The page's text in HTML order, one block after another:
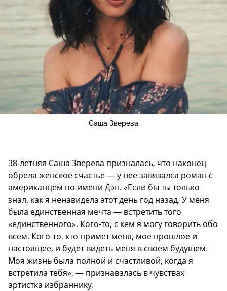
Саша Зверева
38-летняя Саша Зверева призналась, что наконец
обрела женское счастье — у нее завязался роман с
американцем по имени Дэн. «Если бы ты только
знал, как я ненавидела этот день год назад. У меня
была единственная мечта — встретить того
«единственного». Кого-то, с кем я могу говорить обо
всем. Кого-то, кто примет меня, мое прошлое и
настоящее, и будет видеть меня в своем будущем.
Моя жизнь была полной и счастливой, когда я
встретила тебя», — признавалась в чувствах
артистка избраннику.